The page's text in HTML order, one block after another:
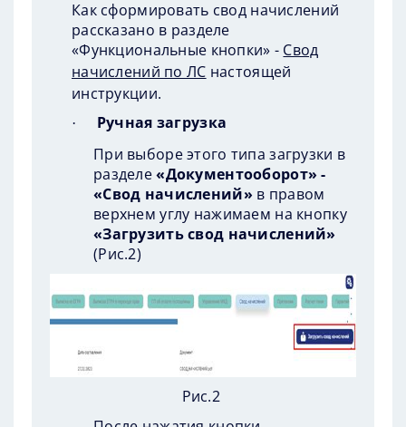
Как сформировать свод начислений
рассказано в разделе
«Функциональные кнопки» - Свод
начислений по ЛС настоящей
инструкции.
·
Ручная загрузка
При выборе этого типа загрузки в
разделе«Документооборот» -
«Свод начислений» в правом
верхнем углу нажимаем на кнопку
«Загрузить свод начислений»
(Рис.2)
Рис.2